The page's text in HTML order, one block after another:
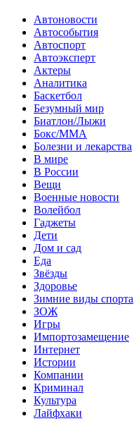
Автоновости
Автособытия
Автоспорт
Автоэксперт
Актеры
Аналитика
Баскетбол
Безумный мир
Биатлон/Лыжи
Бокс/MMA
Болезни и лекарства
В мире
В России
Вещи
Военные новости
Волейбол
Гаджеты
Дети
Дом и сад
Еда
Звёзды
Здоровье
Зимние виды спорта
ЗОЖ
Игры
Импортозамещение
Интернет
Истории
Компании
Криминал
Культура
Лайфхаки